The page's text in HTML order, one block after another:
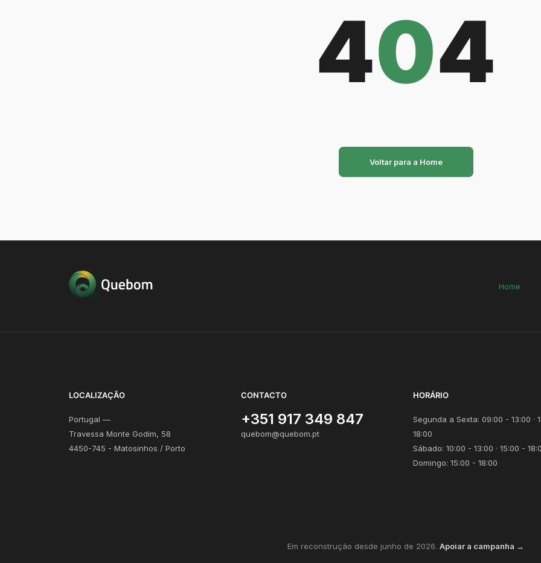
404
Voltar para a Home
Home
LOCALIZAÇÃO
Portugal —
Travessa Monte Godim, 58
4450-745 - Matosinhos / Porto
CONTACTO
+351 917 349 847
quebom@quebom.pt
HORÁRIO
Segunda a Sexta: 09:00 - 13:00 ·
18:00
Sábado: 10:00 - 13:00 · 15:00 -
Domingo: 15:00 - 18:00
Em reconstrução desde junho de 2026. Apoiar a campanha →